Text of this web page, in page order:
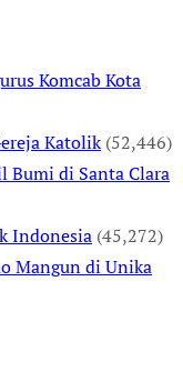
Komcab Kota
Katolik (52,446)
Bumi di Santa Clara
Indonesia (45,272)
Mangun di Unika